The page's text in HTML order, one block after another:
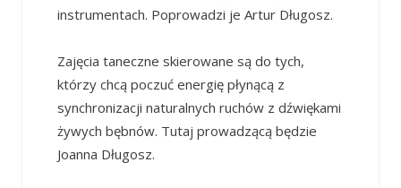
instrumentach. Poprowadzi je Artur Długosz.
Zajęcia taneczne skierowane są do tych,
którzy chcą poczuć energię płynącą z
synchronizacji naturalnych ruchów z dźwiękami
żywych bębnów. Tutaj prowadzącą będzie
Joanna Długosz.